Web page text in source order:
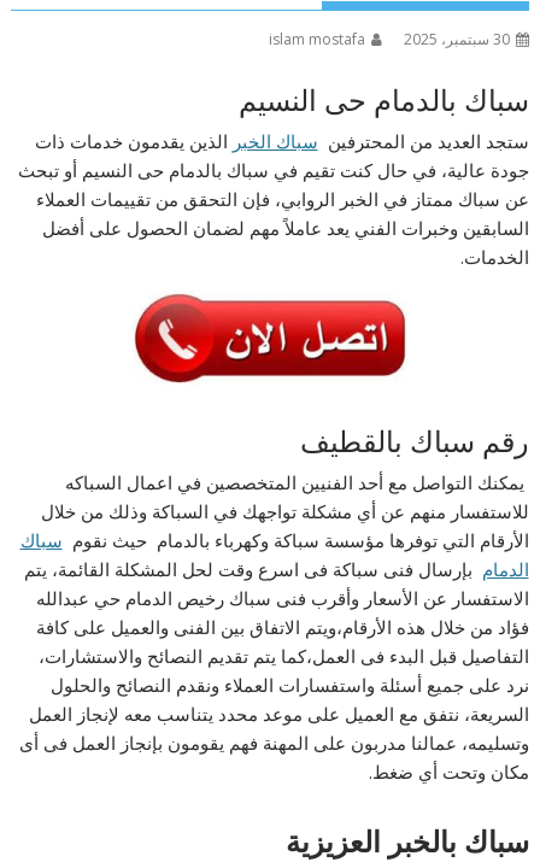
30 سبتمبر، 2025 islam mostafa
سباك بالدمام حى النسيم
ستجد العديد من المحترفين سباك الخبر الذين يقدمون خدمات ذات
جودة عالية، في حال كنت تقيم في سباك بالدمام حى النسيم أو تبحث
عن سباك ممتاز في الخبر الروابي، فإن التحقق من تقييمات العملاء
السابقين وخبرات الفني يعد عاملاً مهم لضمان الحصول على أفضل
الخدمات.
رقم سباك بالقطيف
يمكنك التواصل مع أحد الفنيين المتخصصين في اعمال السباكه
للاستفسار منهم عن أي مشكلة تواجهك في السباكة وذلك من خلال
الأرقام التي توفرها مؤسسة سباكة وكهرباء بالدمام حيث نقوم سباك
الدمام بإرسال فنى سباكة فى اسرع وقت لحل المشكلة القائمة، يتم
الاستفسار عن الأسعار وأقرب فنى سباك رخيص الدمام حي عبدالله
فؤاد من خلال هذه الأرقام،ويتم الاتفاق بين الفنى والعميل على كافة
التفاصيل قبل البدء فى العمل،كما يتم تقديم النصائح والاستشارات،
نرد على جميع أسئلة واستفسارات العملاء ونقدم النصائح والحلول
السريعة، نتفق مع العميل على موعد محدد يتناسب معه لإنجاز العمل
وتسليمه، عمالنا مدربون على المهنة فهم يقومون بإنجاز العمل فى أى
مكان وتحت أي ضغط.
سباك بالخبر العزيزية